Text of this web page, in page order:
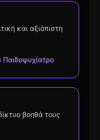
και αξιόπιστη
Παιδοψυχίατρο
βοηθά τους